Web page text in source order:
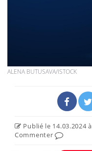
ALENA BUTUSAVA/ISTOCK
Publié le 14.03.2024
Commenter